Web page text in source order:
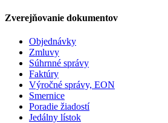
Zverejňovanie dokumentov
Objednávky
Zmluvy
Súhrnné správy
Faktúry
Výročné správy, EON
Smernice
Poradie žiadostí
Jedálny lístok